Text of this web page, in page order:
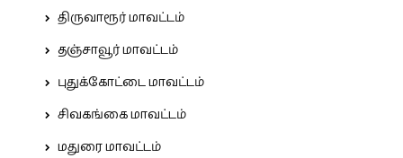
திருவாரூர் மாவட்டம்
தஞ்சாவூர் மாவட்டம்
புதுக்கோட்டை மாவட்டம்
சிவகங்கை மாவட்டம்
மதுரை மாவட்டம்